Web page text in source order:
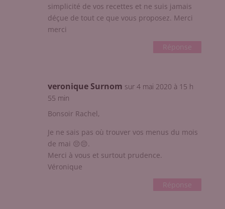
simplicité de vos recettes et ne suis jamais
déçue de tout ce que vous proposez. Merci
merci
Réponse
veronique Surnom sur 4 mai 2020 à 15 h
55 min
Bonsoir Rachel,
Je ne sais pas où trouver vos menus du mois
de mai 😔😔.
Merci à vous et surtout prudence.
Véronique
Réponse